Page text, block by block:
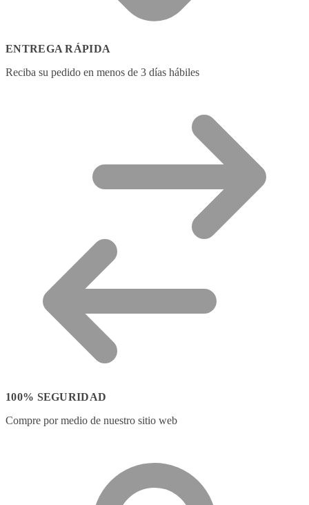
ENTREGA RÁPIDA
Reciba su pedido en menos de 3 días hábiles
100% SEGURIDAD
Compre por medio de nuestro sitio web